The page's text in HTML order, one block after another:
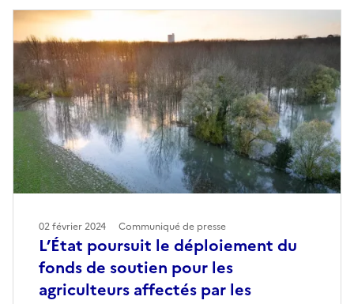
L’État poursuit le déploiement du
fonds de soutien pour les
agriculteurs affectés par les
02 février 2024 Communiqué de presse